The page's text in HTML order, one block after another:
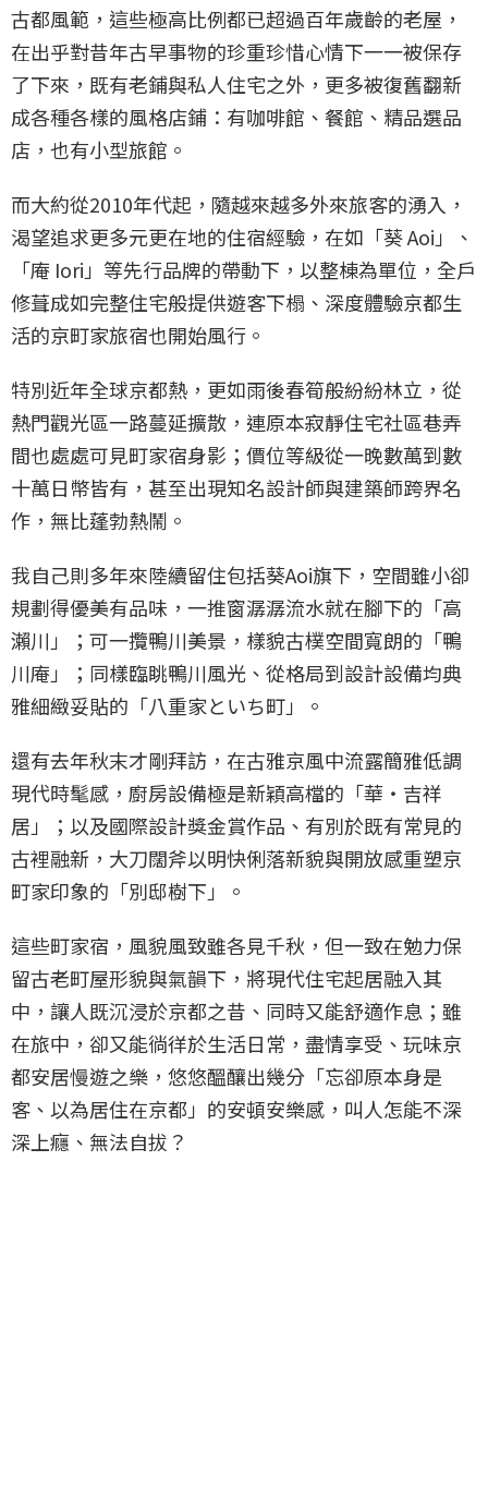
古都風範，這些極高比例都已超過百年歲齡的老屋，
在出乎對昔年古早事物的珍重珍惜心情下一一被保存
了下來，既有老鋪與私人住宅之外，更多被復舊翻新
成各種各樣的風格店鋪：有咖啡館、餐館、精品選品
店，也有小型旅館。
而大約從2010年代起，隨越來越多外來旅客的湧入，
渴望追求更多元更在地的住宿經驗，在如「葵 Aoi」、
「庵 Iori」等先行品牌的帶動下，以整棟為單位，全戶
修葺成如完整住宅般提供遊客下榻、深度體驗京都生
活的京町家旅宿也開始風行。
特別近年全球京都熱，更如雨後春筍般紛紛林立，從
熱門觀光區一路蔓延擴散，連原本寂靜住宅社區巷弄
間也處處可見町家宿身影；價位等級從一晚數萬到數
十萬日幣皆有，甚至出現知名設計師與建築師跨界名
作，無比蓬勃熱鬧。
我自己則多年來陸續留住包括葵Aoi旗下，空間雖小卻
規劃得優美有品味，一推窗潺潺流水就在腳下的「高
瀨川」；可一攬鴨川美景，樣貌古樸空間寬朗的「鴨
川庵」；同樣臨眺鴨川風光、從格局到設計設備均典
雅細緻妥貼的「八重家といち町」。
還有去年秋末才剛拜訪，在古雅京風中流露簡雅低調
現代時髦感，廚房設備極是新穎高檔的「華・吉祥
居」；以及國際設計獎金賞作品、有別於既有常見的
古裡融新，大刀闊斧以明快俐落新貌與開放感重塑京
町家印象的「別邸樹下」。
這些町家宿，風貌風致雖各見千秋，但一致在勉力保
留古老町屋形貌與氣韻下，將現代住宅起居融入其
中，讓人既沉浸於京都之昔、同時又能舒適作息；雖
在旅中，卻又能徜徉於生活日常，盡情享受、玩味京
都安居慢遊之樂，悠悠醞釀出幾分「忘卻原本身是
客、以為居住在京都」的安頓安樂感，叫人怎能不深
深上癮、無法自拔？